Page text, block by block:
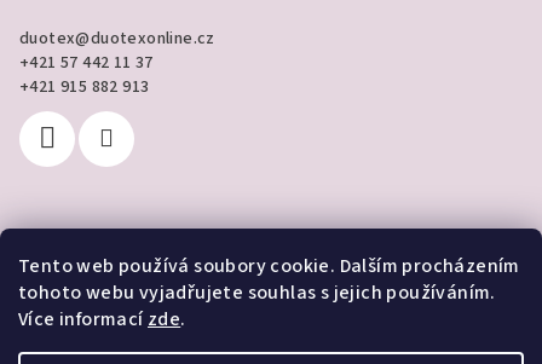
Tento web používá soubory cookie. Dalším procházením
tohoto webu vyjadřujete souhlas s jejich používáním.
Více informacízde.
duotex@duotexonline.cz
+421 57 442 11 37
+421 915 882 913
Přijímáme online platby